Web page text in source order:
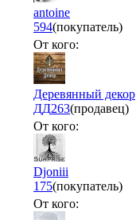
antoine
594(покупатель)
От кого:
Деревянный декор
ДД263(продавец)
От кого:
Djoniii
175(покупатель)
От кого: